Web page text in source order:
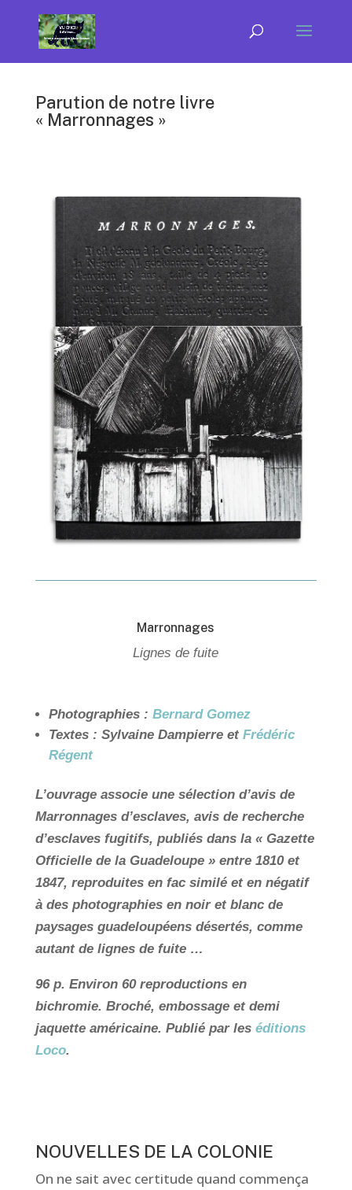
Parution de notre livre
« Marronnages »
Marronnages
Lignes de fuite
Photographies : Bernard Gomez
Textes : Sylvaine Dampierre et Frédéric
Régent
L’ouvrage associe une sélection d’avis de
Marronnages d’esclaves, avis de recherche
d’esclaves fugitifs, publiés dans la « Gazette
Officielle de la Guadeloupe » entre 1810 et
1847, reproduites en fac similé et en négatif
à des photographies en noir et blanc de
paysages guadeloupéens désertés, comme
autant de lignes de fuite …
96 p. Environ 60 reproductions en
bichromie. Broché, embossage et demi
jaquette américaine. Publié par les éditions
Loco.
NOUVELLES DE LA COLONIE
On ne sait avec certitude quand commença